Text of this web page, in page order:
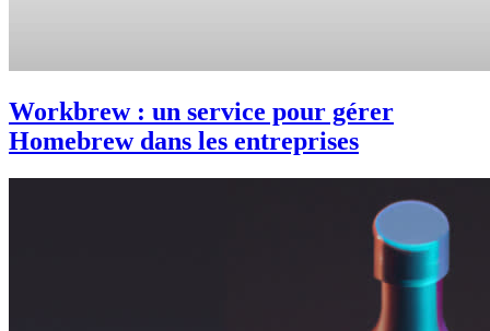
Workbrew : un service pour gérer
Homebrew dans les entreprises